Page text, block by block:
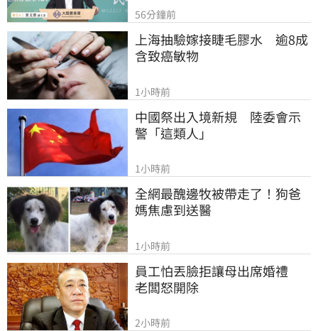
56分鐘前
上海抽驗嫁接睫毛膠水　逾8成
含致癌敏物
1小時前
中國祭出入境新規　陸委會示
警「這類人」
1小時前
全網最醜邊牧被帶走了！狗爸
媽焦慮到送醫
1小時前
員工怕丟臉拒讓母出席婚禮
老闆怒開除
2小時前